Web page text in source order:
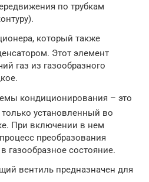
по трубкам
который также
Этот элемент
газ из газообразного
кондиционирования – это
только установленный во
При включении в нем
преобразования
газообразное состояние.
вентиль предназначен для